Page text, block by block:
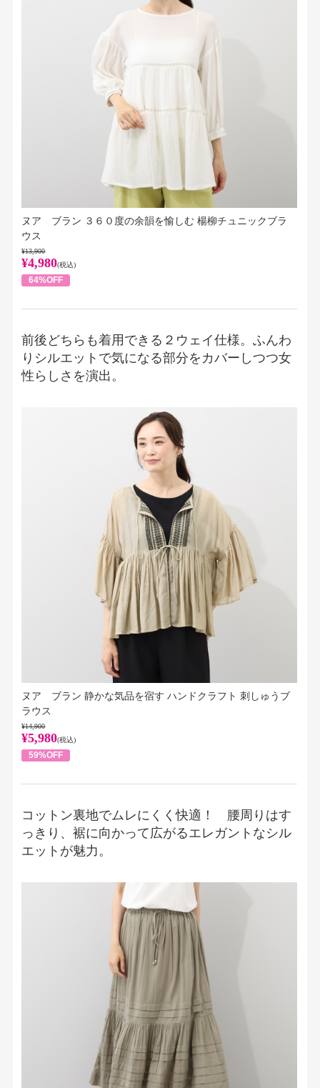
ヌア ブラン ３６０度の余韻を愉しむ 楊柳チュニックブラ
ウス
¥13,900
¥4,980(税込)
64%OFF
前後どちらも着用できる２ウェイ仕様。ふんわ
りシルエットで気になる部分をカバーしつつ女
性らしさを演出。
ヌア ブラン 静かな気品を宿す ハンドクラフト 刺しゅうブ
ラウス
¥14,900
¥5,980(税込)
59%OFF
コットン裏地でムレにくく快適！ 腰周りはす
っきり、裾に向かって広がるエレガントなシル
エットが魅力。